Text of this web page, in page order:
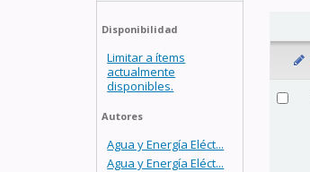
Disponibilidad
Limitar a ítems
actualmente
disponibles.
Autores
Agua y Energía Eléct...
Agua y Energía Eléct...